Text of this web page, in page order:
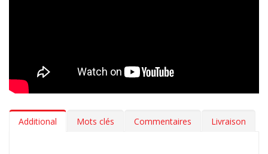
Additional Mots clés Commentaires Livraison